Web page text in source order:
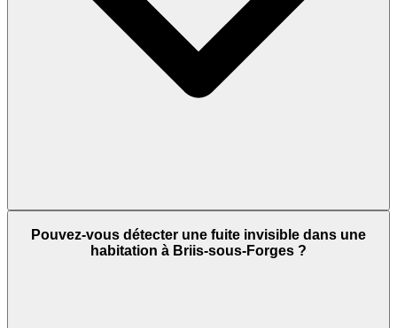
Pouvez-vous détecter une fuite invisible dans une
habitation à Briis-sous-Forges ?